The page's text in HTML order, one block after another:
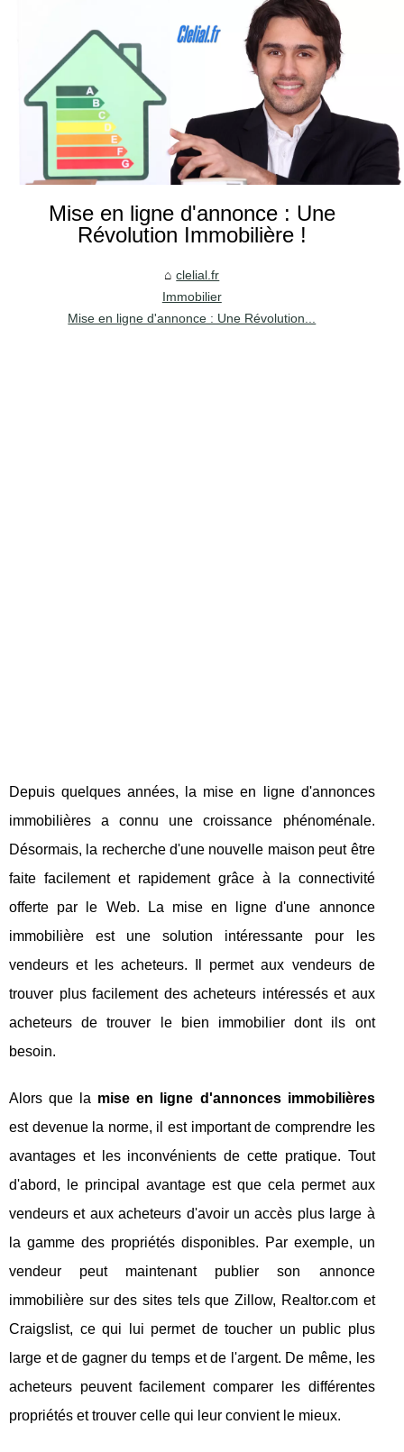
Mise en ligne d'annonce : Une
Révolution Immobilière !
clelial.fr
Immobilier
Mise en ligne d'annonce : Une Révolution...
Depuis quelques années, la mise en ligne d'annonces
immobilières a connu une croissance phénoménale.
Désormais, la recherche d'une nouvelle maison peut être
faite facilement et rapidement grâce à la connectivité
offerte par le Web. La mise en ligne d'une annonce
immobilière est une solution intéressante pour les
vendeurs et les acheteurs. Il permet aux vendeurs de
trouver plus facilement des acheteurs intéressés et aux
acheteurs de trouver le bien immobilier dont ils ont
besoin.
Alors que la mise en ligne d'annonces immobilières
est devenue la norme, il est important de comprendre les
avantages et les inconvénients de cette pratique. Tout
d'abord, le principal avantage est que cela permet aux
vendeurs et aux acheteurs d'avoir un accès plus large à
la gamme des propriétés disponibles. Par exemple, un
vendeur peut maintenant publier son annonce
immobilière sur des sites tels que Zillow, Realtor.com et
Craigslist, ce qui lui permet de toucher un public plus
large et de gagner du temps et de l'argent. De même, les
acheteurs peuvent facilement comparer les différentes
propriétés et trouver celle qui leur convient le mieux.